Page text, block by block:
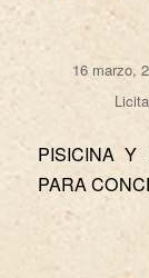
16 marzo,
PISICINA Y
PARA